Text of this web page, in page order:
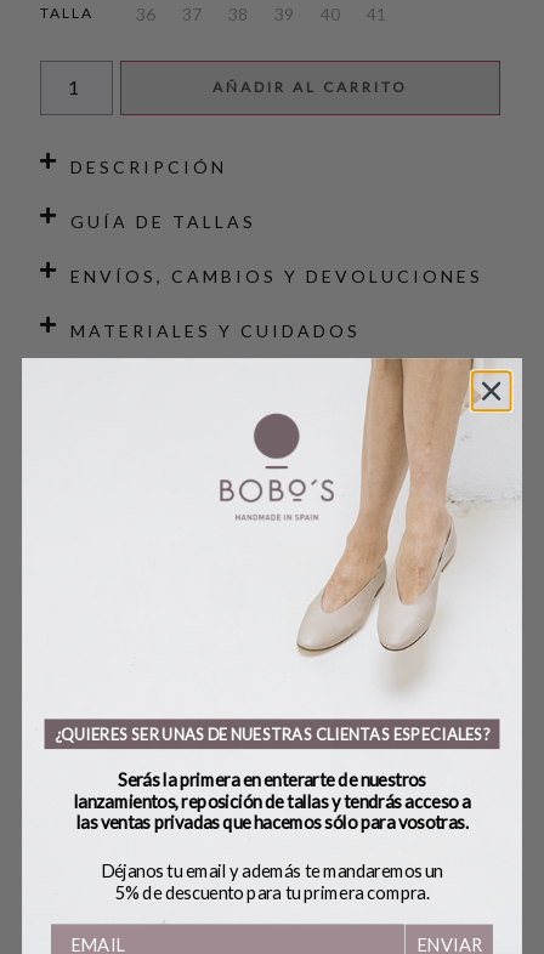
TALLA 36 37 38 39 40 41
AÑADIR AL CARRITO
DESCRIPCIÓN
GUÍA DE TALLAS
ENVÍOS, CAMBIOS Y DEVOLUCIONES
MATERIALES Y CUIDADOS
PRODUCTOS RELACIONADOS
NÁUTICOS MARINEROS
MANDARINA
¿QUIERES SER UNAS DE NUESTRAS CLIENTAS ESPECIALES?
Serás la primera en enterarte de nuestros
lanzamientos, reposición de tallas y tendrás acceso a
las ventas privadas que hacemos sólo para vosotras.
Déjanos tu email y además te mandaremos un
5% de descuento para tu primera compra.
ENVIAR